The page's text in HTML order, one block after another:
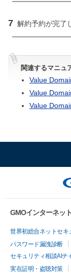
7 解約予約が完了
関連するマニュ
Value
Value
Value
GMOインターネッ
世界初総合ネットセキ
パスワード漏洩診断
セキュリティ相談AIチ
実在証明・盗聴対策